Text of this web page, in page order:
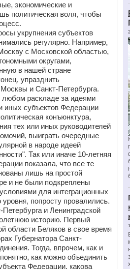
экономические и
политическая воля, чтобы
укрупнения субъектов
регулярно. Например,
с Московской областью,
округами,
в нашей стране
упразднить
и Санкт-Петербурга.
любом раскладе за идеями
иных субъектов Федерации
конъюнктура,
тех или иных руководителей
выиграть очередные
в народе идеей
Так или иначе 10-летняя
показала, что все те
лишь на простой
и не были подкреплены
для интеграционных
попросту провалились.
и Ленинградской
историю. Первый
области Беляков в свое время
Губернатора Санкт-
Тогда, впрочем, как и
как можно объединить
Федерации, какова